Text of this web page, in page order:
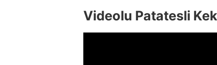
Videolu Patatesli